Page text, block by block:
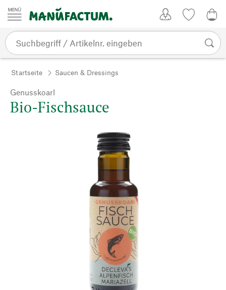
Zum Inhalt springen
Startseite Saucen & Dressings
Genusskoarl
Bio-Fischsauce